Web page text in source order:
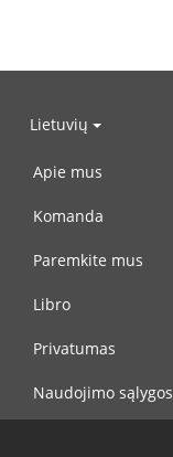
Lietuvių
Apie mus
Komanda
Paremkite mus
Libro
Privatumas
Naudojimo sąlygos